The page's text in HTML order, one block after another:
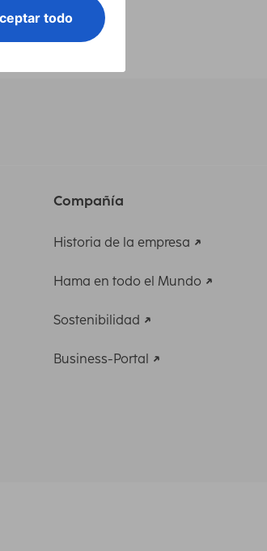
Compañía
Historia de la empresa
Hama en todo el Mundo
Sostenibilidad
Business-Portal